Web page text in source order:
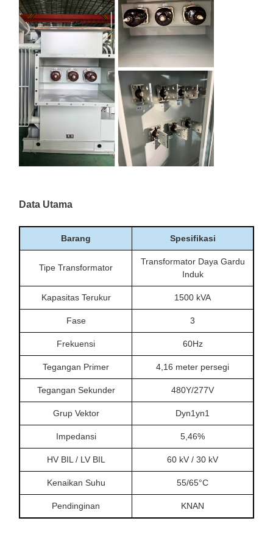
Data Utama
Barang Spesifikasi
Tipe Transformator
Transformator Daya Gardu
Induk
Kapasitas Terukur 1500 kVA
Fase 3
Frekuensi 60Hz
Tegangan Primer 4,16 meter persegi
Tegangan Sekunder 480Y/277V
Grup Vektor Dyn1yn1
Impedansi 5,46%
HV BIL / LV BIL 60 kV / 30 kV
Kenaikan Suhu 55/65°C
Pendinginan KNAN